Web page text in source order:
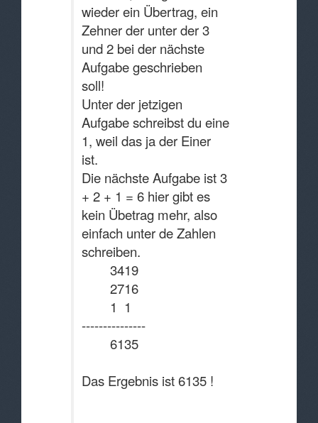
wieder ein Übertrag, ein
Zehner der unter der 3
und 2 bei der nächste
Aufgabe geschrieben
soll!
Unter der jetzigen
Aufgabe schreibst du eine
1, weil das ja der Einer
ist.
Die nächste Aufgabe ist 3
+ 2 + 1 = 6 hier gibt es
kein Übetrag mehr, also
einfach unter de Zahlen
schreiben.
3419
2716
1 1
---------------
6135
Das Ergebnis ist 6135 !